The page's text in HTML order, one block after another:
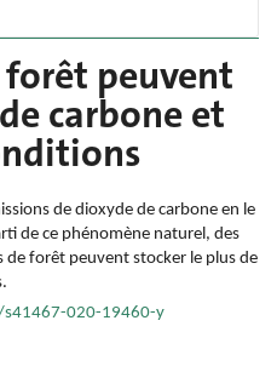
peuvent
carbone et
de dioxyde de carbone en le
de ce phénomène naturel, des
forêt peuvent stocker le plus de
020-19460-y